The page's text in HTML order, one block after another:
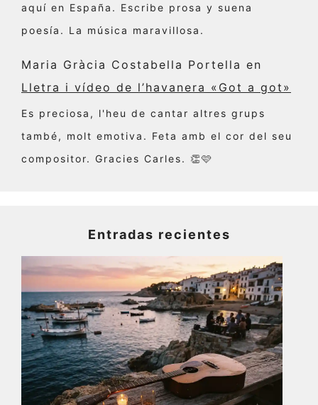
aquí en España. Escribe prosa y suena
poesía. La música maravillosa.
Maria Gràcia Costabella Portella en
Lletra i vídeo de l’havanera «Got a got»
Es preciosa, l'heu de cantar altres grups
també, molt emotiva. Feta amb el cor del seu
compositor. Gracies Carles. 👏🩷
Entradas recientes